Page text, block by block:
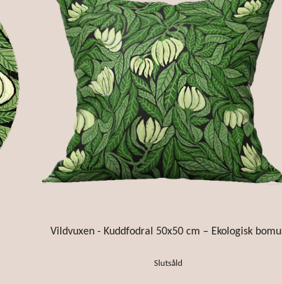
Vildvuxen - Kuddfodral 50x50 cm – Ekologisk bomull
Slutsåld